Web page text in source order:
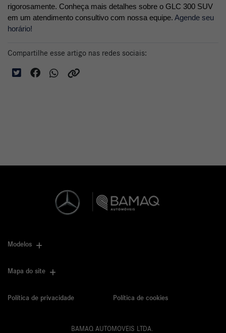
rigorosamente. Conheça mais detalhes sobre o GLC 300 SUV
em um atendimento consultivo com nossa equipe. Agende seu
horário!
Compartilhe esse artigo nas redes sociais:
Modelos
Mapa do site
Política de privacidade Política de cookies
BAMAQ AUTOMOVEIS LTDA.